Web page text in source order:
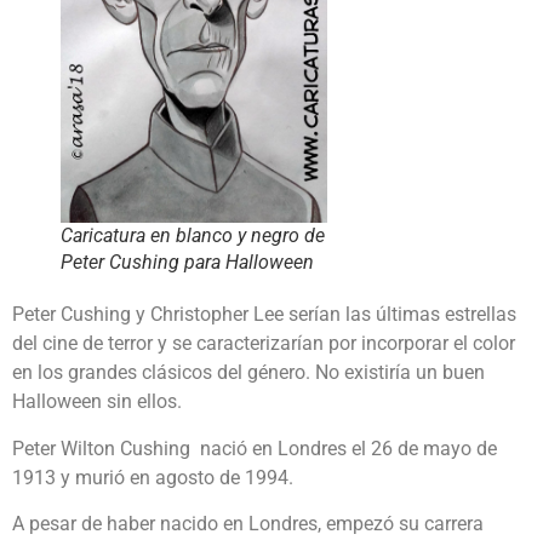
Caricatura en blanco y negro de
Peter Cushing para Halloween
Peter Cushing y Christopher Lee serían las últimas estrellas
del cine de terror y se caracterizarían por incorporar el color
en los grandes clásicos del género. No existiría un buen
Halloween sin ellos.
Peter Wilton Cushing nació en Londres el 26 de mayo de
1913 y murió en agosto de 1994.
A pesar de haber nacido en Londres, empezó su carrera